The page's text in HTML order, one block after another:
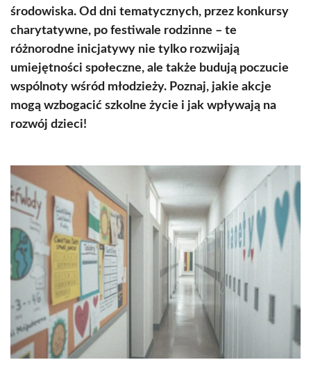
środowiska. Od dni tematycznych, przez konkursy
charytatywne, po festiwale rodzinne – te
różnorodne inicjatywy nie tylko rozwijają
umiejętności społeczne, ale także budują poczucie
wspólnoty wśród młodzieży. Poznaj, jakie akcje
mogą wzbogacić szkolne życie i jak wpływają na
rozwój dzieci!